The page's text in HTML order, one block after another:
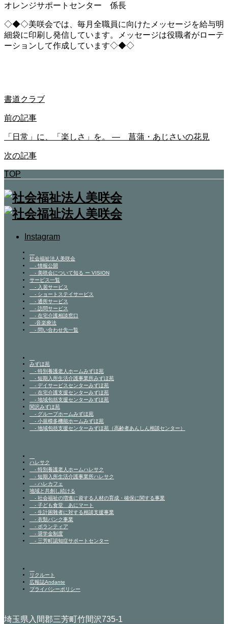
オレンジサポートセンター 係長
◇◆◇美咲会では、毎月全職員に向けたメッセージを給与明
細袋に印刷し発信しています。メッセージは役職者がローテ
ーションして作成しています◇◆◇
書道クラブ
前の記事
「日常」に、「楽しさ」を。 ― 菖蒲・あじさいの花見
次の記事
TOP
Instagram
社会福祉法人美咲会
- 情報公開
- 美咲会について知る ー VISION
サービス一覧
- 入居サービス
- ショートステイサービス
- 通所サービス
- 訪問サービス
- 在宅介護相談窓口
-音楽療法
- 問い合わせ先一覧
みずほ苑
- 特別養護老人ホームみずほ苑
- 短期入所生活介護事業所みずほ苑
- デイサービスセンターみずほ苑
- 在宅介護支援センターみずほ苑
- 地域包括支援センターみずほ苑
関沢みずほ苑
- グループホームみずほ苑
- 小規模多機能ホームみずほ苑
- 地域包括支援センターみずほ苑（高齢者あんしん相談センター）
ハレサク
- 特別養護老人ホームハレサク
- 短期入所生活介護事業所ハレサク
- ハレカフェ
地域と共創し続ける
- 社会福祉の増進に資する人材の育成・確保に関する事業
- 子ども食堂 あにマート
- 生計困難者に対する相談支援事業
- 衣類バンク事業
- ボランティア
- 奨学金制度
- 三芳町認知症サポートセンター
リクルート
広報誌Andante
プライバシーポリシー
埼玉県入間郡三芳町竹間沢735-1